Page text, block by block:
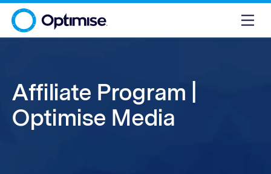
Affiliate Program |
Optimise Media